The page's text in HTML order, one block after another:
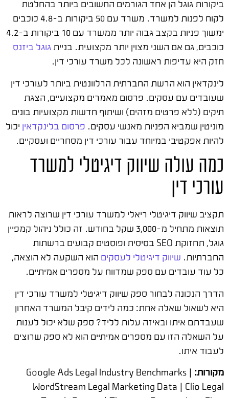
ביקורות גוגל הן אחד הגורמים החשובים ביותר בהחלטת
לקוח לפנות למשרד. משרד עם 50 ביקורות ב-4.8 כוכבים
ימשוך פניות בקצב גבוה יותר ממשרד עם 10 ביקורות ב-4.2
כוכבים, גם אם השני מצוין יותר מקצועית. בנייתגוגל ביזנס
חזק היא עדיפות ראשונה לכל משרד עורכי דין.
לינקדאין הוא הרשת החברתית הרלוונטית ביותר לעורכי דין
שעובדים עם עסקים. פרסום מאמרים מקצועיים, הצגת
תיקים (ללא פרטים מזהים) ושיתוף חדשות מקצועיות בונים
מוניטין שמביא הפניות מאנשי עסקים. פרסום בלינקדאין יכול
להיות אפקטיבי במיוחד עבור עורכי דין מסחריים ועסקיים.
כמה עולה שיווק דיגיטלי למשרד
עורכי דין
תקציב שיווק דיגיטלי ריאלי למשרד עורכי דין שרוצה לראות
תוצאות מתחיל מ-3,000 שקל בחודש. זה כולל ניהול קמפיין
גוגל, תחזוקת SEO בסיסית ופוסטים קבועים ברשתות
החברתיות. שיווק דיגיטלי לעסקים הוא השקעה לא הוצאה,
כל עוד עובדים עם ספק שמדווח על מספרים אמיתיים.
הדרך הנכונה לבחור ספק שיווק דיגיטלי למשרד עורכי דין
היא לשאול שאלה אחת: כמה לידים קיבל המשרד האחרון
שעבדתם איתו ובאיזה עלות לליד? ספק שלא יכול לענות
על השאלה הזו עם מספרים אמיתיים הוא לא ספק שרוצים
לעבוד איתו.
מקורות: Google Ads Legal Industry Benchmarks |
WordStream Legal Marketing Data | Clio Legal